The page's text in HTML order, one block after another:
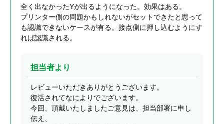
全く出なかったYが出るようになった。効果はある。
プリンター側の問題かもしれないがセットできたと思って
も認識できないケースが有る。接点側に押し込むようにす
れば認識される。
担当者より
レビューいただきありがとうございます。
復活されてなによりでございます。
今回、頂戴いたしましたご意見は、担当部署に申し
伝え、